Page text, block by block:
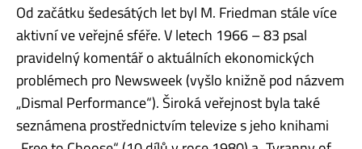
Od začátku šedesátých let byl M. Friedman stále více
aktivní ve veřejné sféře. V letech 1966 – 83 psal
pravidelný komentář o aktuálních ekonomických
problémech pro Newsweek (vyšlo knižně pod názvem
„Dismal Performance“). Široká veřejnost byla také
seznámena prostřednictvím televize s jeho knihami